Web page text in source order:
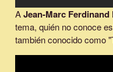
AJean-Marc Ferdinand
tema, quién no conoce
también conocido como